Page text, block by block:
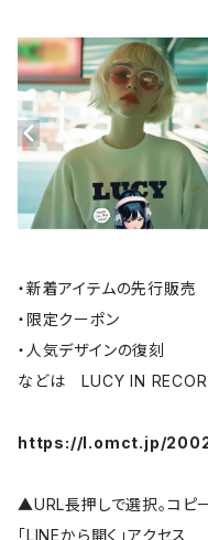
・新着アイテムの先行販売
・限定クーポン
・人気デザインの復刻
などは LUCY IN
https://l.omct.jp/
▲URL長押しで選択。コピ
「LINEから開く」アクセス